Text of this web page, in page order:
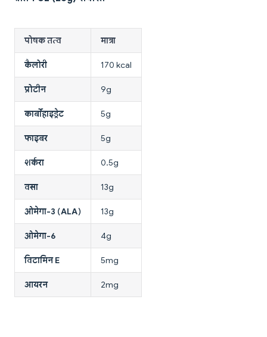
पोषक तत्व मात्रा
कैलोरी 170 kcal
प्रोटीन 9g
कार्बोहाइड्रेट 5g
फाइबर 5g
शर्करा 0.5g
वसा 13g
ओमेगा-3 (ALA) 13g
ओमेगा-6 4g
विटामिन E 5mg
आयरन 2mg